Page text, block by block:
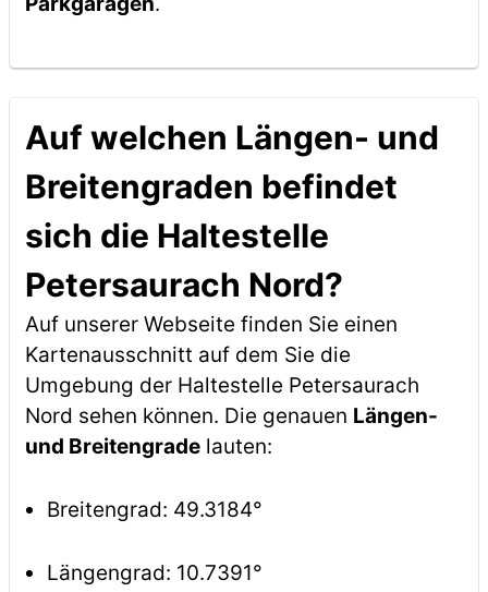
Auf welchen Längen- und
Breitengraden befindet
sich die Haltestelle
Petersaurach Nord?
Auf unserer Webseite finden Sie einen
Kartenausschnitt auf dem Sie die
Umgebung der Haltestelle Petersaurach
Nord sehen können. Die genauen Längen-
und Breitengradelauten:
Breitengrad: 49.3184°
Längengrad: 10.7391°